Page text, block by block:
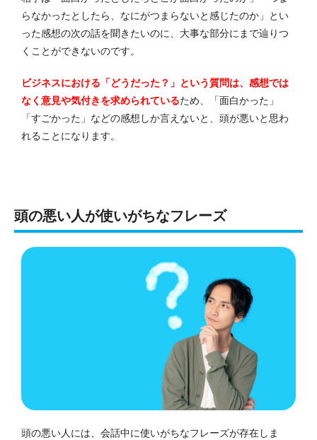
らなかったとしたら、なにがつまらないと感じたのか」とい
った感想の次の話を聞きたいのに、大事な部分にまで辿りつ
くことができないのです。
ビジネスにおける「どうだった？」という質問は、感想では
なく意見や気付きを求められているため、「面白かった」
「すごかった」などの感想しか言えないと、頭が悪いと思わ
れることになります。
頭の悪い人が使いがちなフレーズ
頭の悪い人には、会話中に使いがちなフレーズが存在しま